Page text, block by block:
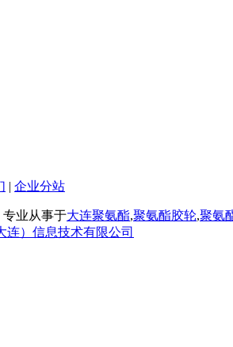
| 企业分站
专业从事于大连聚氨酯,聚氨酯胶轮,聚氨
连）信息技术有限公司